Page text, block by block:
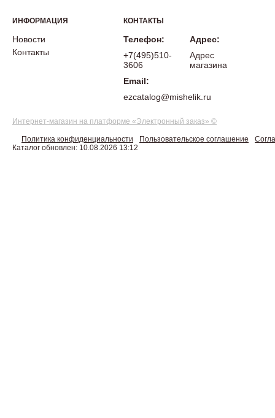
ИНФОРМАЦИЯ
Новости
Контакты
КОНТАКТЫ
Телефон:
+7(495)510-
3606
Email:
ezcatalog@mishelik.ru
Адрес:
Адрес
магазина
Интернет-магазин на платформе «Электронный заказ» ©
Политика конфиденциальности Пользовательское соглашение
Каталог обновлен: 10.08.2026 13:12